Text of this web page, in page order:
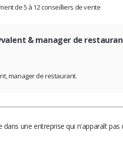
de 5 à 12 conseilliers de vente
& manager de
manager de restaurant.
dans une entreprise qui n'apparaît pas